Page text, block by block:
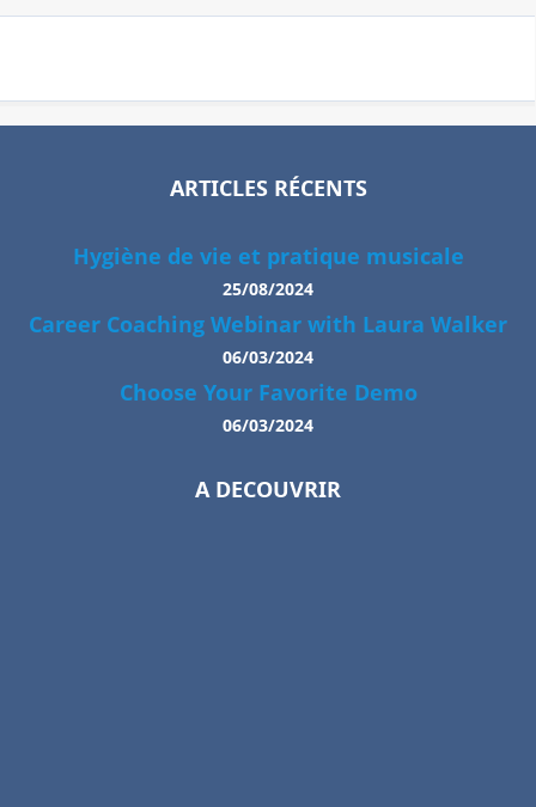
ARTICLES RÉCENTS
Hygiène de vie et pratique musicale
25/08/2024
Career Coaching Webinar with Laura Walker
06/03/2024
Choose Your Favorite Demo
06/03/2024
A DECOUVRIR